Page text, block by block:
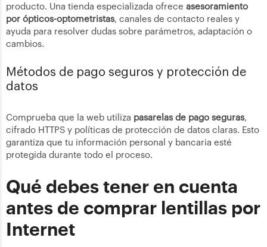
producto. Una tienda especializada ofrece asesoramiento
por ópticos-optometristas, canales de contacto reales y
ayuda para resolver dudas sobre parámetros, adaptación o
cambios.
Métodos de pago seguros y protección de
datos
Comprueba que la web utiliza pasarelas de pago seguras,
cifrado HTTPS y políticas de protección de datos claras. Esto
garantiza que tu información personal y bancaria esté
protegida durante todo el proceso.
Qué debes tener en cuenta
antes de comprar lentillas por
Internet